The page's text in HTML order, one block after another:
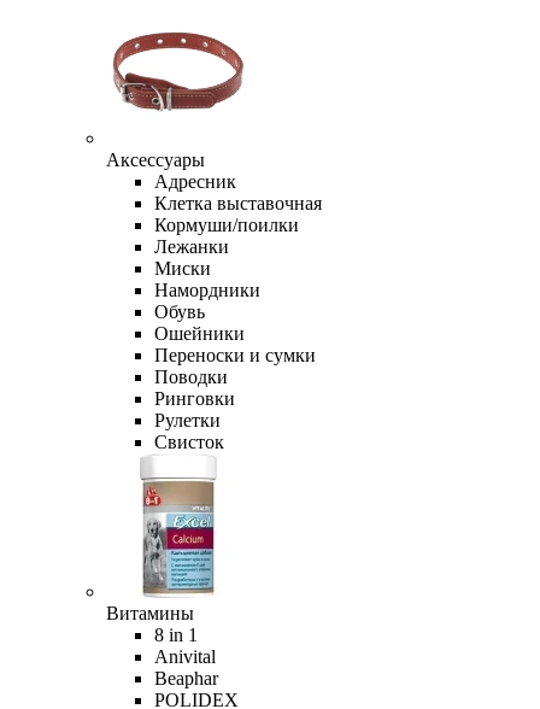
Аксессуары
Адресник
Клетка выставочная
Кормуши/поилки
Лежанки
Миски
Намордники
Обувь
Ошейники
Переноски и сумки
Поводки
Ринговки
Рулетки
Свисток
Витамины
8 in 1
Anivital
Beaphar
POLIDEX